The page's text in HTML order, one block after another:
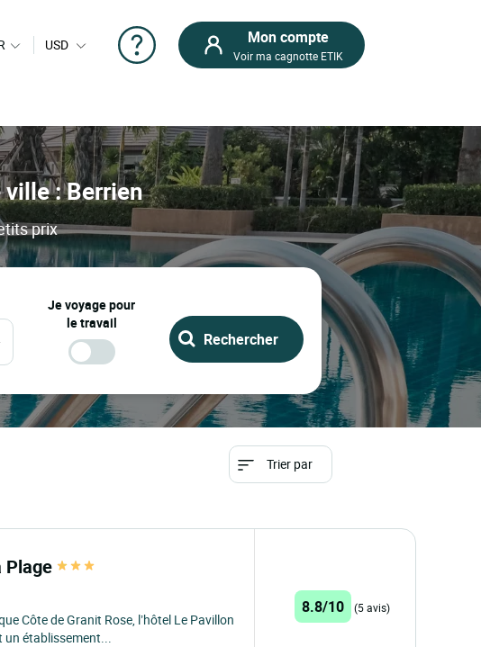
USD Mon compte
Voir ma cagnotte ETIK
: Berrien
prix
Je voyage pour
le travail
Trier par
Plage
Côte de Granit Rose, l’hôtel Le Pavillon
un établissement...
8.8/10 (5 avis)